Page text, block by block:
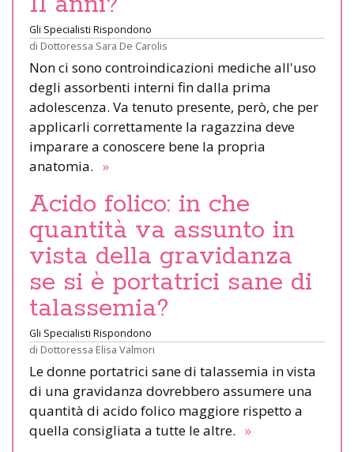
Gli Specialisti Rispondono
di Dottoressa Sara De Carolis
Non ci sono controindicazioni mediche all'uso
degli assorbenti interni fin dalla prima
adolescenza. Va tenuto presente, però, che per
applicarli correttamente la ragazzina deve
imparare a conoscere bene la propria
anatomia. »
Acido folico: in che
quantità va assunto in
vista della gravidanza
se si è portatrici sane di
talassemia?
Gli Specialisti Rispondono
di Dottoressa Elisa Valmori
Le donne portatrici sane di talassemia in vista
di una gravidanza dovrebbero assumere una
quantità di acido folico maggiore rispetto a
quella consigliata a tutte le altre. »